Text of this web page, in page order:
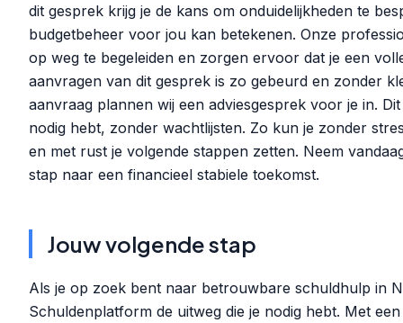
dit gesprek krijg je de kans om onduidelijkheden te
budgetbeheer voor jou kan betekenen. Onze
op weg te begeleiden en zorgen ervoor dat je een
aanvragen van dit gesprek is zo gebeurd en zonder
aanvraag plannen wij een adviesgesprek voor je in.
nodig hebt, zonder wachtlijsten. Zo kun je zonder
en met rust je volgende stappen zetten. Neem
stap naar een financieel stabiele toekomst.
Jouw volgende stap
Als je op zoek bent naar betrouwbare schuldhulp in
Schuldenplatform de uitweg die je nodig hebt. Met